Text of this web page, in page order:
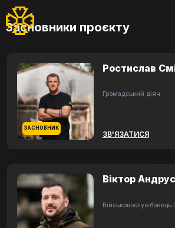
Засновники проєкту
ЗАСНОВНИК
Ростислав
Громадський діяч
ЗВ'ЯЗАТИСЯ
Віктор
Військовослужбовець